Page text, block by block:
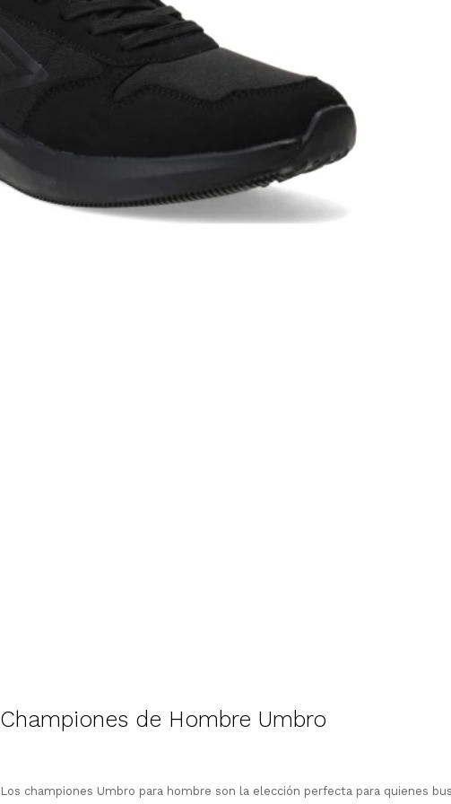
Championes de Hombre Umbro
Los championes Umbro para hombre son la elección perfecta para quienes
comprar!